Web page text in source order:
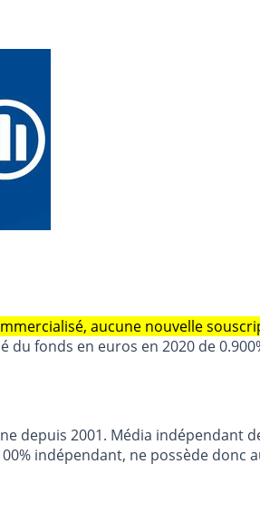
aucune nouvelle
du fonds en euros en 2020 de
depuis 2001. Média
indépendant, ne possède donc